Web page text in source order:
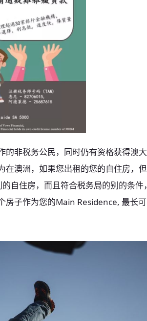
的非税务公民，同时仍有资格获得澳大
在澳洲，如果您出租的您的自住房，但
自住房，而且符合税务局的别的条件，
房子作为您的Main Residence, 最长可